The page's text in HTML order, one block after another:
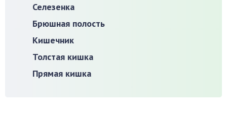
Селезенка
Брюшная полость
Кишечник
Толстая кишка
Прямая кишка